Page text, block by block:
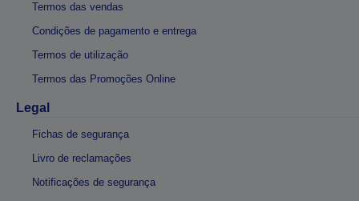
Termos das vendas
Condições de pagamento e entrega
Termos de utilização
Termos das Promoções Online
Legal
Fichas de segurança
Livro de reclamações
Notificações de segurança